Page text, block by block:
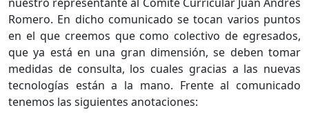
Romero. En dicho comunicado se tocan varios puntos
en el que creemos que como colectivo de egresados,
que ya está en una gran dimensión, se deben tomar
medidas de consulta, los cuales gracias a las nuevas
tecnologías están a la mano. Frente al comunicado
tenemos las siguientes anotaciones: